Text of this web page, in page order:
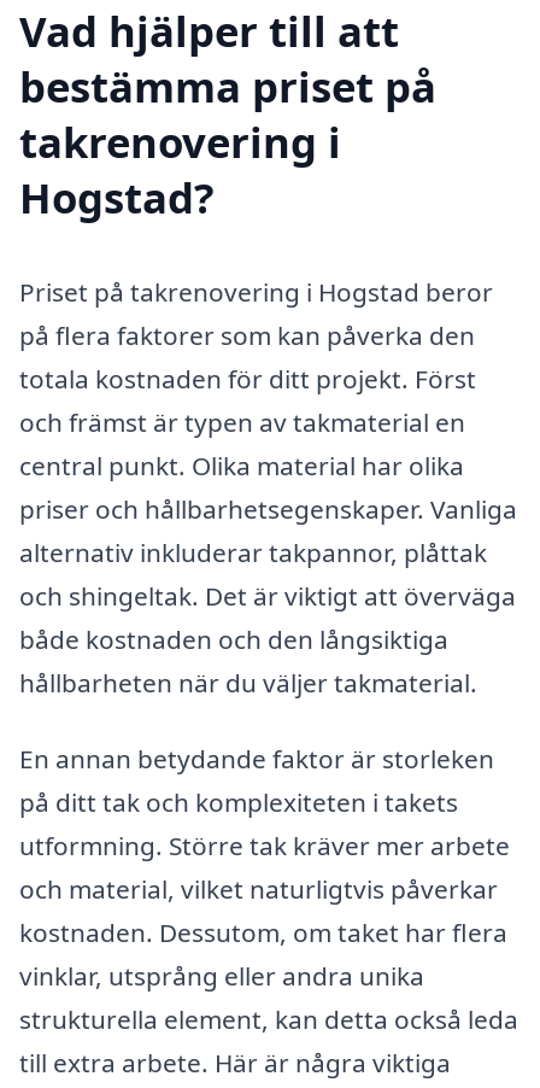
Vad hjälper till att
bestämma priset på
takrenovering i
Hogstad?
Priset på takrenovering i Hogstad beror
på flera faktorer som kan påverka den
totala kostnaden för ditt projekt. Först
och främst är typen av takmaterial en
central punkt. Olika material har olika
priser och hållbarhetsegenskaper. Vanliga
alternativ inkluderar takpannor, plåttak
och shingeltak. Det är viktigt att överväga
både kostnaden och den långsiktiga
hållbarheten när du väljer takmaterial.
En annan betydande faktor är storleken
på ditt tak och komplexiteten i takets
utformning. Större tak kräver mer arbete
och material, vilket naturligtvis påverkar
kostnaden. Dessutom, om taket har flera
vinklar, utsprång eller andra unika
strukturella element, kan detta också leda
till extra arbete. Här är några viktiga